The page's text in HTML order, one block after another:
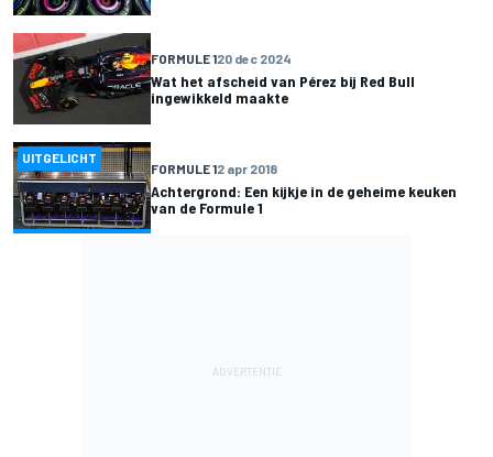
FORMULE 120 dec 2024
Wat het afscheid van Pérez bij Red Bull
ingewikkeld maakte
UITGELICHT
FORMULE 12 apr 2018
Achtergrond: Een kijkje in de geheime keuken
van de Formule 1